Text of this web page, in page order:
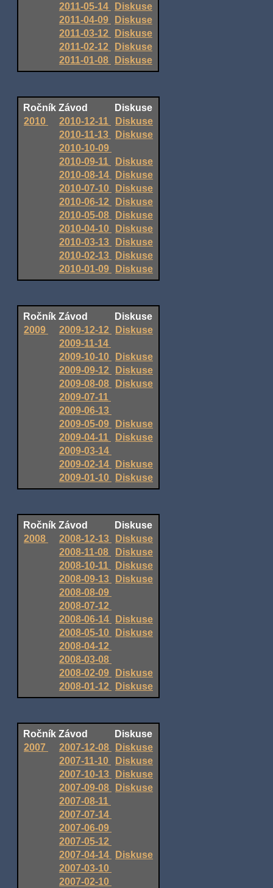
2011-05-14
Diskuse
2011-04-09
Diskuse
2011-03-12
Diskuse
2011-02-12
Diskuse
2011-01-08
Diskuse
Ročník Závod
Diskuse
2010
2010-12-11
Diskuse
2010-11-13
Diskuse
2010-10-09
2010-09-11
Diskuse
2010-08-14
Diskuse
2010-07-10
Diskuse
2010-06-12
Diskuse
2010-05-08
Diskuse
2010-04-10
Diskuse
2010-03-13
Diskuse
2010-02-13
Diskuse
2010-01-09
Diskuse
Ročník Závod
Diskuse
2009
2009-12-12
Diskuse
2009-11-14
2009-10-10
Diskuse
2009-09-12
Diskuse
2009-08-08
Diskuse
2009-07-11
2009-06-13
2009-05-09
Diskuse
2009-04-11
Diskuse
2009-03-14
2009-02-14
Diskuse
2009-01-10
Diskuse
Ročník Závod
Diskuse
2008
2008-12-13
Diskuse
2008-11-08
Diskuse
2008-10-11
Diskuse
2008-09-13
Diskuse
2008-08-09
2008-07-12
2008-06-14
Diskuse
2008-05-10
Diskuse
2008-04-12
2008-03-08
2008-02-09
Diskuse
2008-01-12
Diskuse
Ročník Závod
Diskuse
2007
2007-12-08
Diskuse
2007-11-10
Diskuse
2007-10-13
Diskuse
2007-09-08
Diskuse
2007-08-11
2007-07-14
2007-06-09
2007-05-12
2007-04-14
Diskuse
2007-03-10
2007-02-10